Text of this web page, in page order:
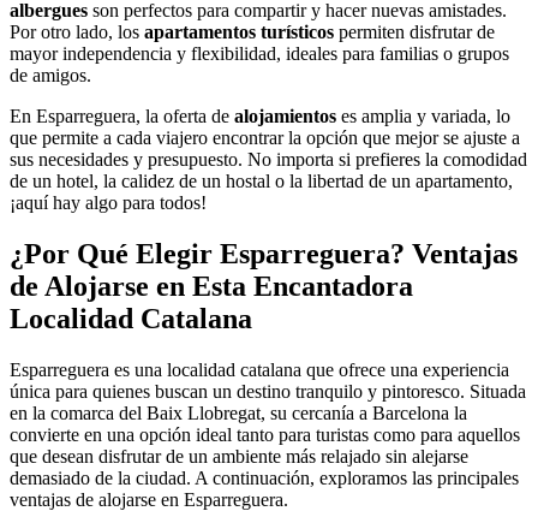
albergues son perfectos para compartir y hacer nuevas amistades.
Por otro lado, los apartamentos turísticos permiten disfrutar de
mayor independencia y flexibilidad, ideales para familias o grupos
de amigos.
En Esparreguera, la oferta de alojamientos es amplia y variada, lo
que permite a cada viajero encontrar la opción que mejor se ajuste a
sus necesidades y presupuesto. No importa si prefieres la comodidad
de un hotel, la calidez de un hostal o la libertad de un apartamento,
¡aquí hay algo para todos!
¿Por Qué Elegir Esparreguera? Ventajas
de Alojarse en Esta Encantadora
Localidad Catalana
Esparreguera es una localidad catalana que ofrece una experiencia
única para quienes buscan un destino tranquilo y pintoresco. Situada
en la comarca del Baix Llobregat, su cercanía a Barcelona la
convierte en una opción ideal tanto para turistas como para aquellos
que desean disfrutar de un ambiente más relajado sin alejarse
demasiado de la ciudad. A continuación, exploramos las principales
ventajas de alojarse en Esparreguera.